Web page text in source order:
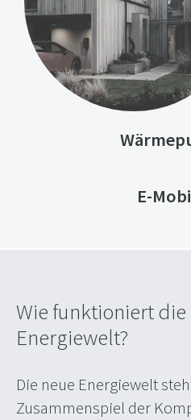
E-
Wie funktioniert die
Energiewelt?
Die neue Energiewelt
Zusammenspiel der